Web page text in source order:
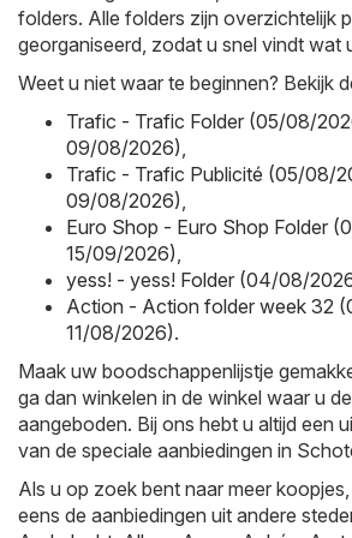
folders. Alle folders zijn overzichtelijk
georganiseerd, zodat u snel vindt wat
Weet u niet waar te beginnen? Bekijk
Trafic - Trafic Folder (05/08/
09/08/2026),
Trafic - Trafic Publicité (05/08/
09/08/2026),
Euro Shop - Euro Shop Folder
15/09/2026),
yess! - yess! Folder (04/08/
Action - Action folder week 32
11/08/2026).
Maak uw boodschappenlijstje
ga dan winkelen in de winkel waar u
aangeboden. Bij ons hebt u altijd een
van de speciale aanbiedingen in
Als u op zoek bent naar meer
eens de aanbiedingen uit andere